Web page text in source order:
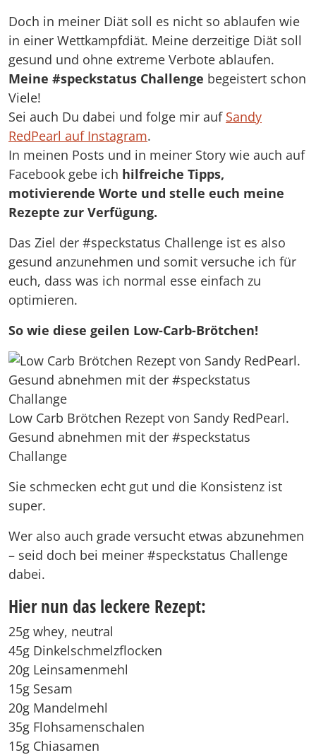
Doch in meiner Diät soll es nicht so ablaufen wie
in einer Wettkampfdiät. Meine derzeitige Diät soll
gesund und ohne extreme Verbote ablaufen.
Meine #speckstatus Challenge begeistert schon
Viele!
Sei auch Du dabei und folge mir auf Sandy
RedPearl auf Instagram.
In meinen Posts und in meiner Story wie auch auf
Facebook gebe ich hilfreiche Tipps,
motivierende Worte und stelle euch meine
Rezepte zur Verfügung.
Das Ziel der #speckstatus Challenge ist es also
gesund anzunehmen und somit versuche ich für
euch, dass was ich normal esse einfach zu
optimieren.
So wie diese geilen Low-Carb-Brötchen!
Low Carb Brötchen Rezept von Sandy RedPearl.
Gesund abnehmen mit der #speckstatus
Challange
Sie schmecken echt gut und die Konsistenz ist
super.
Wer also auch grade versucht etwas abzunehmen
– seid doch bei meiner #speckstatus Challenge
dabei.
Hier nun das leckere Rezept:
25g whey, neutral
45g Dinkelschmelzflocken
20g Leinsamenmehl
15g Sesam
20g Mandelmehl
35g Flohsamenschalen
15g Chiasamen